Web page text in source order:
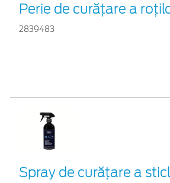
Perie de curățare a
2839483
Spray de curățare a